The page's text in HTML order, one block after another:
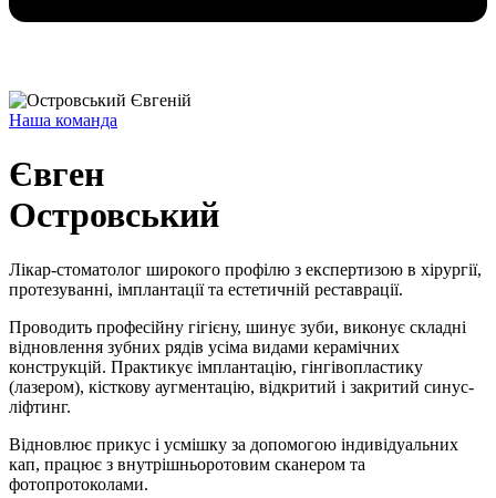
Наша команда
Євген
Островський
Лікар-стоматолог широкого профілю з експертизою в хірургії,
протезуванні, імплантації та естетичній реставрації.
Проводить професійну гігієну, шинує зуби, виконує складні
відновлення зубних рядів усіма видами керамічних
конструкцій. Практикує імплантацію, гінгівопластику
(лазером), кісткову аугментацію, відкритий і закритий синус-
ліфтинг.
Відновлює прикус і усмішку за допомогою індивідуальних
кап, працює з внутрішньоротовим сканером та
фотопротоколами.